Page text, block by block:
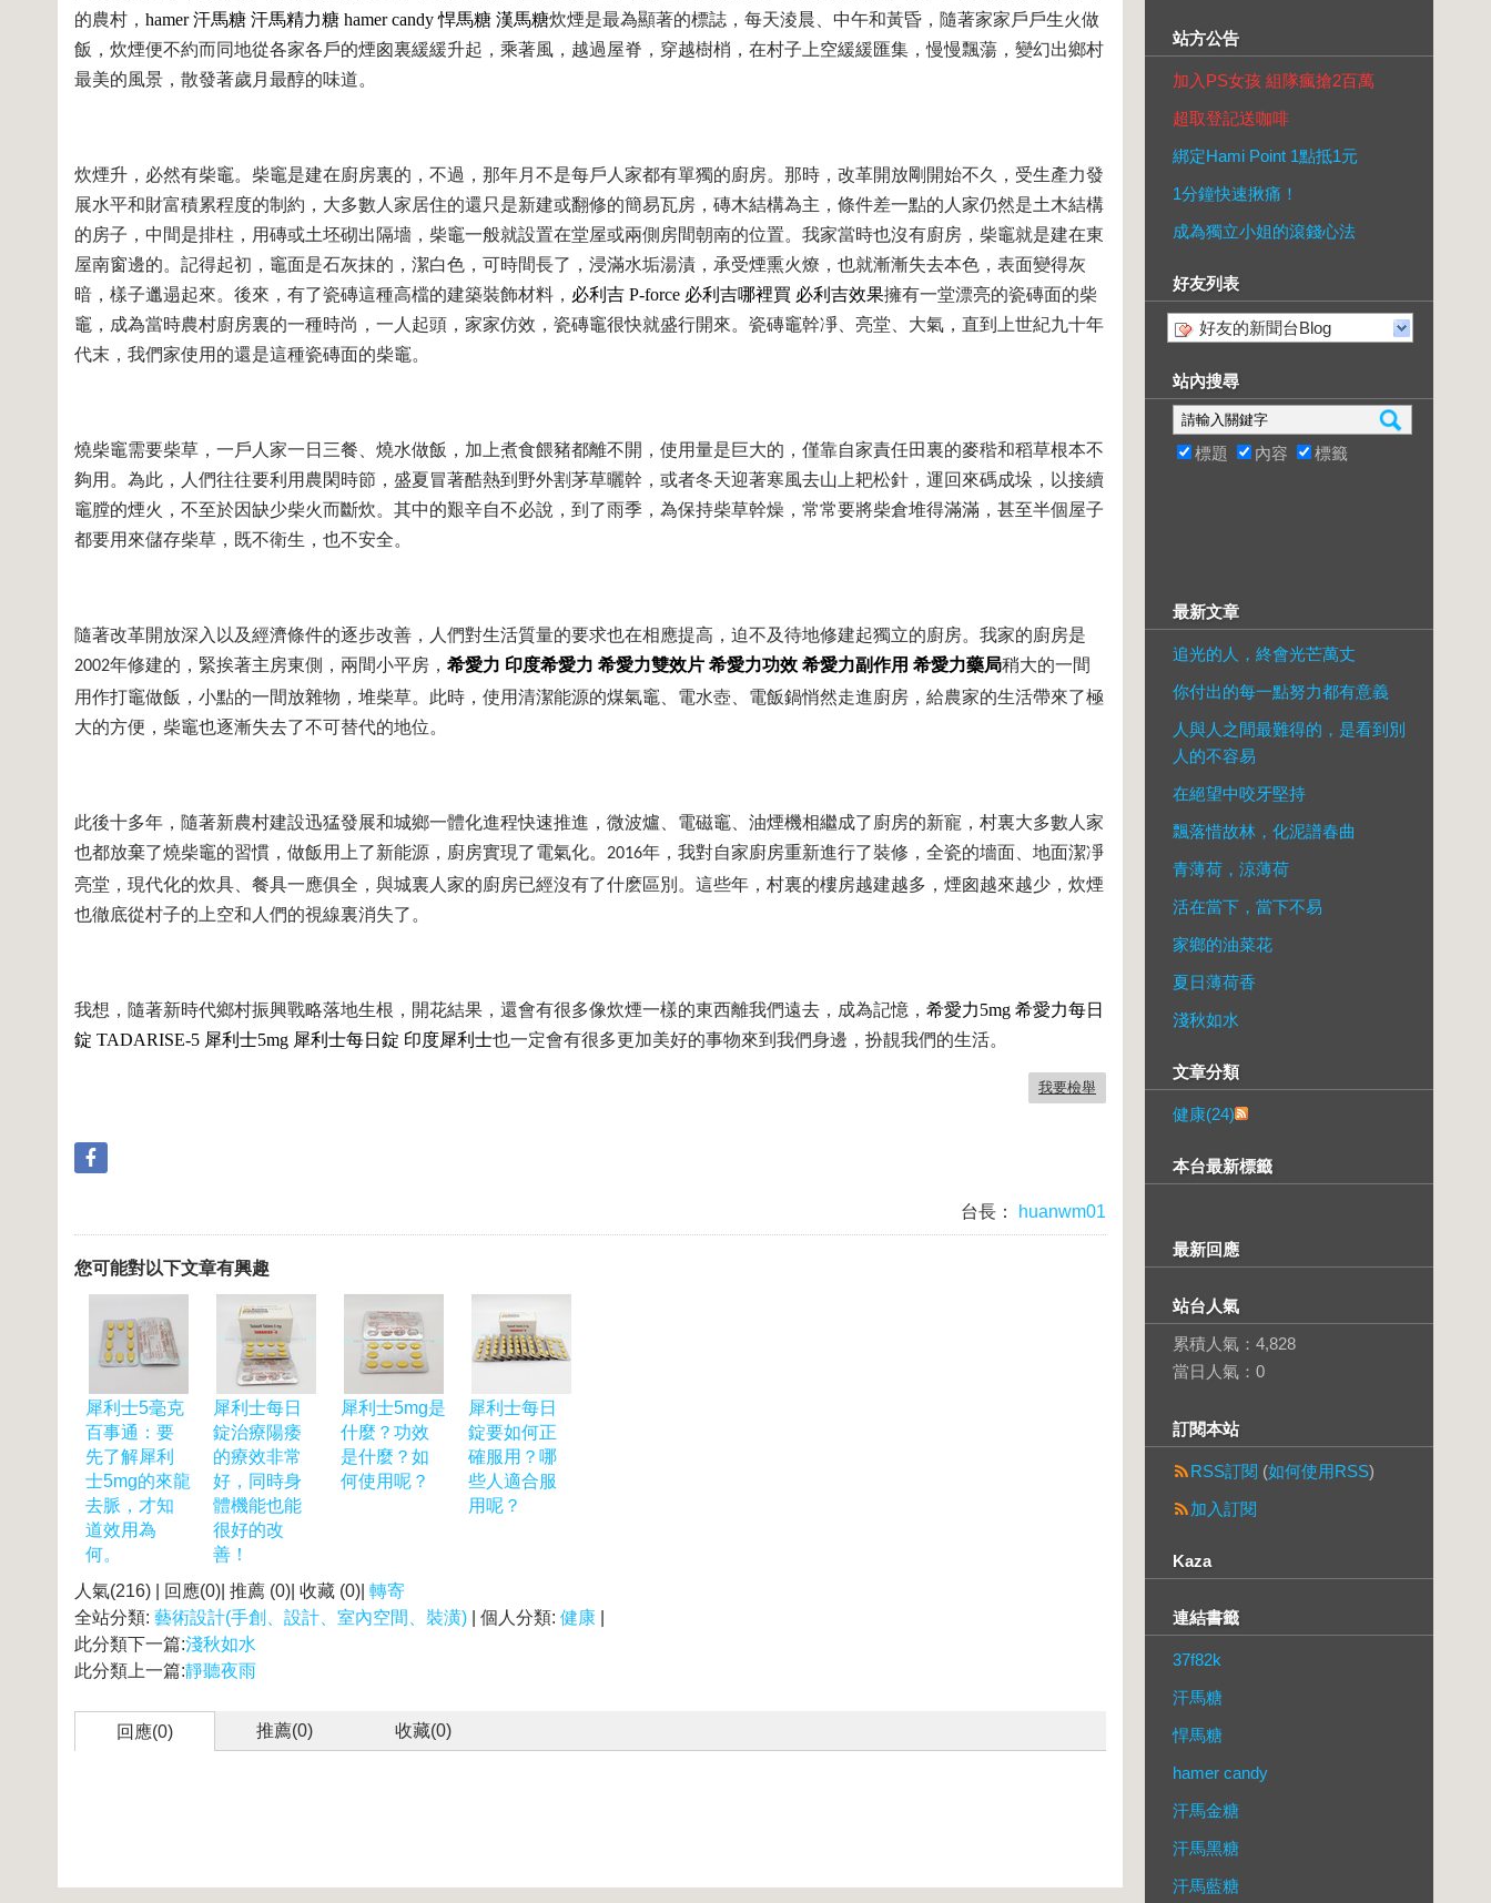
的農村， hamer 汗馬糖 汗馬精力糖 hamer candy 悍馬糖 漢馬糖炊煙是最為顯著的標誌，每天淩晨、中午和黃昏，隨著家家戶戶生火做
飯，炊煙便不約而同地從各家各戶的煙囪裏緩緩升起，乘著風，越過屋脊，穿越樹梢，在村子上空緩緩匯集，慢慢飄蕩，變幻出鄉村
最美的風景，散發著歲月最醇的味道。
炊煙升，必然有柴竈。柴竈是建在廚房裏的，不過，那年月不是每戶人家都有單獨的廚房。那時，改革開放剛開始不久，受生產力發
展水平和財富積累程度的制約，大多數人家居住的還只是新建或翻修的簡易瓦房，磚木結構為主，條件差一點的人家仍然是土木結構
的房子，中間是排柱，用磚或土坯砌出隔墻，柴竈一般就設置在堂屋或兩側房間朝南的位置。我家當時也沒有廚房，柴竈就是建在東
屋南窗邊的。記得起初，竈面是石灰抹的，潔白色，可時間長了，浸滿水垢湯漬，承受煙熏火燎，也就漸漸失去本色，表面變得灰
暗，樣子邋遢起來。後來，有了瓷磚這種高檔的建築裝飾材料， 必利吉 P-force 必利吉哪裡買 必利吉效果擁有一堂漂亮的瓷磚面的柴
竈，成為當時農村廚房裏的一種時尚，一人起頭，家家仿效，瓷磚竈很快就盛行開來。瓷磚竈幹凈、亮堂、大氣，直到上世紀九十年
代末，我們家使用的還是這種瓷磚面的柴竈。
燒柴竈需要柴草，一戶人家一日三餐、燒水做飯，加上煮食餵豬都離不開，使用量是巨大的，僅靠自家責任田裏的麥稭和稻草根本不
夠用。為此，人們往往要利用農閑時節，盛夏冒著酷熱到野外割茅草曬幹，或者冬天迎著寒風去山上耙松針，運回來碼成垛，以接續
竈膛的煙火，不至於因缺少柴火而斷炊。其中的艱辛自不必說，到了雨季，為保持柴草幹燥，常常要將柴倉堆得滿滿，甚至半個屋子
都要用來儲存柴草，既不衛生，也不安全。
隨著改革開放深入以及經濟條件的逐步改善，人們對生活質量的要求也在相應提高，迫不及待地修建起獨立的廚房。我家的廚房是
2002年修建的，緊挨著主房東側，兩間小平房， 希愛力 印度希愛力 希愛力雙效片 希愛力功效 希愛力副作用 希愛力藥局稍大的一間
用作打竈做飯，小點的一間放雜物，堆柴草。此時，使用清潔能源的煤氣竈、電水壺、電飯鍋悄然走進廚房，給農家的生活帶來了極
大的方便，柴竈也逐漸失去了不可替代的地位。
此後十多年，隨著新農村建設迅猛發展和城鄉一體化進程快速推進，微波爐、電磁竈、油煙機相繼成了廚房的新寵，村裏大多數人家
也都放棄了燒柴竈的習慣，做飯用上了新能源，廚房實現了電氣化。 2016年，我對自家廚房重新進行了裝修，全瓷的墻面、地面潔凈
亮堂，現代化的炊具、餐具一應俱全，與城裏人家的廚房已經沒有了什麽區別。這些年，村裏的樓房越建越多，煙囪越來越少，炊煙
也徹底從村子的上空和人們的視線裏消失了。
我想，隨著新時代鄉村振興戰略落地生根，開花結果，還會有很多像炊煙一樣的東西離我們遠去，成為記憶， 希愛力5mg 希愛力每日
錠 TADARISE-5 犀利士5mg 犀利士每日錠 印度犀利士也一定會有很多更加美好的事物來到我們身邊，扮靚我們的生活。
我要檢舉
台長： huanwm01
您可能對以下文章有興趣
犀利士5毫克
百事通：要
先了解犀利
士5mg的來龍
去脈，才知
道效用為
何。
犀利士每日
錠治療陽痿
的療效非常
好，同時身
體機能也能
很好的改
善！
犀利士5mg是
什麼？功效
是什麼？如
何使用呢？
犀利士每日
錠要如何正
確服用？哪
些人適合服
用呢？
人氣(216) | 回應(0)| 推薦 (0)| 收藏 (0)| 轉寄
全站分類: 藝術設計(手創、設計、室內空間、裝潢) | 個人分類: 健康
此分類下一篇:淺秋如水
此分類上一篇:靜聽夜雨
回應(0) 推薦(0) 收藏(0)
站方公告
加入PS女孩 組隊瘋搶2百萬
超取登記送咖啡
綁定Hami Point 1點抵1元
1分鐘快速揪痛！
成為獨立小姐的滾錢心法
好友列表
好友的新聞台Blog
站內搜尋
標題 內容 標籤
最新文章
追光的人，終會光芒萬丈
你付出的每一點努力都有意義
人與人之間最難得的，是看到別
人的不容易
在絕望中咬牙堅持
飄落惜故林，化泥譜春曲
青薄荷，涼薄荷
活在當下，當下不易
家鄉的油菜花
夏日薄荷香
淺秋如水
文章分類
健康(24)
本台最新標籤
最新回應
站台人氣
累積人氣： 4,828
當日人氣： 0
訂閱本站
RSS訂閱 (如何使用RSS)
加入訂閱
Kaza
連結書籤
37f82k
汗馬糖
悍馬糖
hamer candy
汗馬金糖
汗馬黑糖
汗馬藍糖